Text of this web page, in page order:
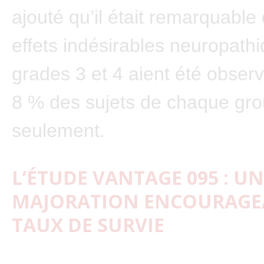
ajouté qu’il était remarquable
effets indésirables
grades 3 et 4 aient été
8 % des sujets de chaque
seulement.
L’ÉTUDE VANTAGE 095 :
MAJORATION
TAUX DE SURVIE